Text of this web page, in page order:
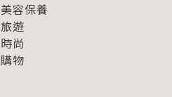
美容保養
旅遊
時尚
購物